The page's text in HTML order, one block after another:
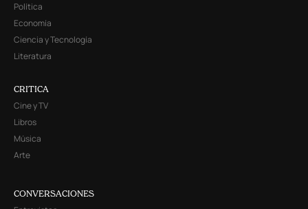
Política
Economía
Ciencia y Tecnología
Literatura
CRITICA
Cine y TV
Libros
Música
Arte
CONVERSACIONES